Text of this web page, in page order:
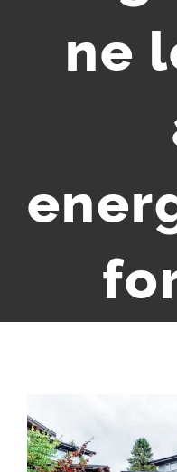
SZIGETELÉS
KAPCSOLAT
ne
Larger